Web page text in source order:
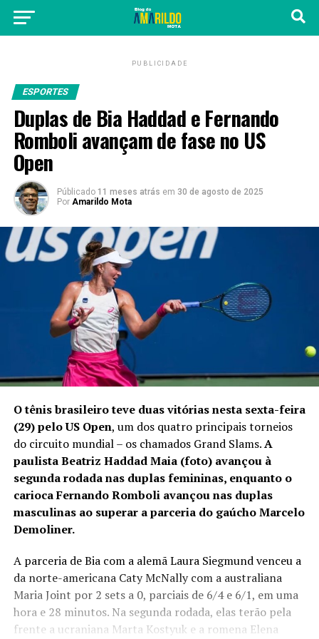
PUBLICIDADE
ESPORTES
Duplas de Bia Haddad e Fernando
Romboli avançam de fase no US
Open
Públicado 11 meses atrás em 30 de agosto de 2025
Por Amarildo Mota
O tênis brasileiro teve duas vitórias nesta sexta-feira
(29) pelo US Open, um dos quatro principais torneios
do circuito mundial – os chamados Grand Slams.A
paulista Beatriz Haddad Maia (foto) avançou à
segunda rodada nas duplas femininas, enquanto o
carioca Fernando Romboli avançou nas duplas
masculinas ao superar a parceria do gaúcho Marcelo
Demoliner.
A parceria de Bia com a alemã Laura Siegmund venceu a
da norte-americana Caty McNally com a australiana
Maria Joint por 2 sets a 0, parciais de 6/4 e 6/1, em uma
hora e 28 minutos. Na segunda rodada, elas terão pela
frente a ucraniana Marta Kostyuk e a romena Elena